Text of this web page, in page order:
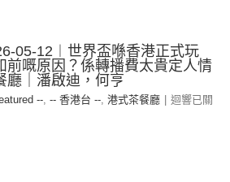
05-12︱世界盃喺香港正式玩
前嘅原因？係轉播費太貴定人情
廳｜潘啟迪，何亨
--, -- 香港台 --, 港式茶餐廳
迴響已關